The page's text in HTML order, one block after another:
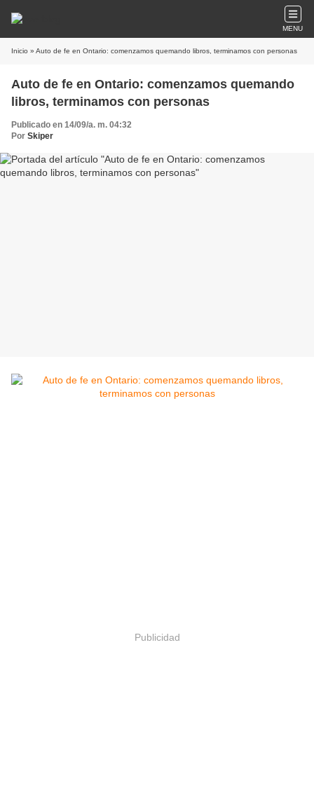
MENU
Inicio » Auto de fe en Ontario: comenzamos quemando libros, terminamos con personas
Auto de fe en Ontario: comenzamos quemando
libros, terminamos con personas
Publicado en 14/09/a. m. 04:32
Por Skiper
Publicidad